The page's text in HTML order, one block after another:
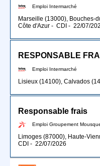
Emploi Intermarché
Marseille (13000), Bouches-
Côte d'Azur - CDI - 22/07/
RESPONSABLE
Emploi Intermarché
Lisieux (14100), Calvados
Responsable frais
Emploi Groupement
Limoges (87000), Haute-
CDI - 22/07/2026